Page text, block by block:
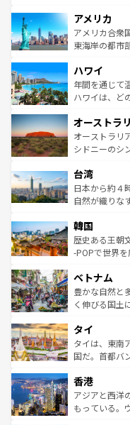
ンツ一覧を参
の建物がその
博物館もあり
ことができる
ば市内交通費無
着のスイス情
アメリカ
アメリカ合衆
東海岸の都市
のような巨大
ンメントが詰
西部には大自
部のニューオ
文化が魅力。
しみながら、
ならではの贅沢な旅の
情報はコンテ
ハワイ
年間を通じて
ハワイは、ど
ワイ島は見逃
島だが、静か
おすすめ。エ
れるおもてな
人々、おいし
ク、伝統的な
ワイを、存分に味わって
はコンテンツ
オーストラ
オーストラリ
シドニーのシ
リアリーフや
ク）、タスマ
ど、見どころ
いる。アクテ
ビング、ハイ
い。オースト
参照してほしい
台湾
日本から約４
自然が織りな
ン）、静ひつ
と山間の静け
驚きをもたら
容にもいいと
照してほしい
韓国
歴史ある王朝
-POPで世界
き、地方に足
できる。そし
まで、さまざ
リティに包ま
覧を参照して
ベトナム
豊かな自然と
く伸びる国土
急速な発展と
ーチミン市の
醸し出してい
とつ。フォー
ひ現地で味わ
が旅行者を迎
タイ
タイは、東南
国だ。首都バ
の活気が交差
帯で自然と触
いビーチでリ
香港
アジアと西洋
もっている。